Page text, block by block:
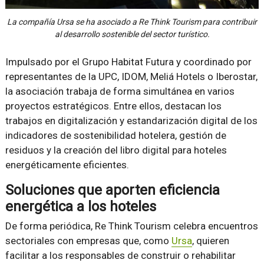
La compañía Ursa se ha asociado a Re Think Tourism para contribuir
al desarrollo sostenible del sector turístico.
Impulsado por el Grupo Habitat Futura y coordinado por
representantes de la UPC, IDOM, Meliá Hotels o Iberostar,
la asociación trabaja de forma simultánea en varios
proyectos estratégicos. Entre ellos, destacan los
trabajos en digitalización y estandarización digital de los
indicadores de sostenibilidad hotelera, gestión de
residuos y la creación del libro digital para hoteles
energéticamente eficientes.
Soluciones que aporten eficiencia
energética a los hoteles
De forma periódica, Re Think Tourism celebra encuentros
sectoriales con empresas que, como Ursa, quieren
facilitar a los responsables de construir o rehabilitar